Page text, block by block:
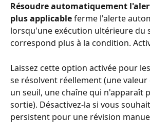
Résoudre automatiquement
plus applicable ferme l'alerte
lorsqu'une exécution ultérieure du
correspond plus à la condition.
Laissez cette option activée pour
se résolvent réellement (une valeur
un seuil, une chaîne qui n'apparaît
sortie). Désactivez-la si vous
persistent pour une révision